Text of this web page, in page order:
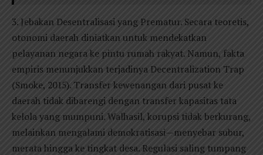
3. Jebakan Desentralisasi yang Prematur. Secara teoretis,
otonomi daerah diniatkan untuk mendekatkan
pelayanan negara ke pintu rumah rakyat. Namun, fakta
empiris menunjukkan terjadinya Decentralization Trap
(Smoke, 2015). Transfer kewenangan dari pusat ke
daerah tidak dibarengi dengan transfer kapasitas tata
kelola yang mumpuni. Walhasil, korupsi tidak berkurang,
melainkan mengalami demokratisasi—menyebar subur,
merata hingga ke tingkat desa. Regulasi saling tumpang